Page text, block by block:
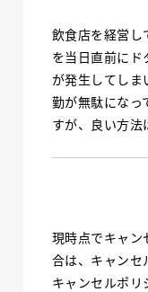
飲食店を経営し
を当日直前にド
が発生してしま
勤が無駄になっ
すが、良い方法
現時点でキャン
合は、キャンセ
キャンセルポリ